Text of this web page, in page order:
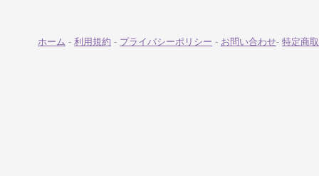
ホーム - 利用規約 - プライバシーポリシー - お問い合わせ- 特定商